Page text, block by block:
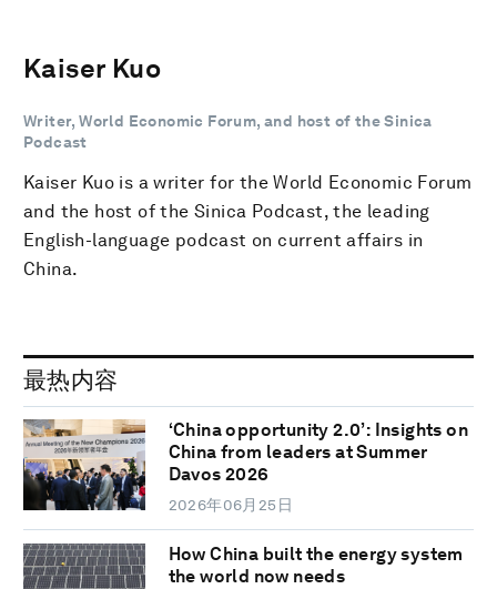
Kaiser Kuo
Writer, World Economic Forum, and host of the Sinica
Podcast
Kaiser Kuo is a writer for the World Economic Forum
and the host of the Sinica Podcast, the leading
English-language podcast on current affairs in
China.
最热内容
‘China opportunity 2.0’: Insights on
China from leaders at Summer
Davos 2026
2026年06月25日
How China built the energy system
the world now needs